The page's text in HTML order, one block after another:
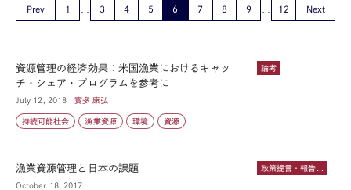
Prev 1 3 4 5 6 7 8 9 12 Next
論考
資源管理の経済効果：米国漁業におけるキャッ
チ・シェア・プログラムを参考に
July 12, 2018 寳多 康弘
持続可能社会 漁業資源 環境 資源
政策提言・報告書
漁業資源管理と日本の課題
October 18, 2017